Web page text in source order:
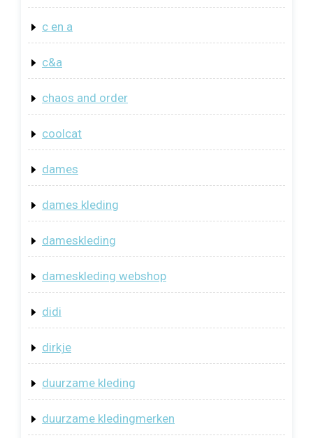
c en a
c&a
chaos and order
coolcat
dames
dames kleding
dameskleding
dameskleding webshop
didi
dirkje
duurzame kleding
duurzame kledingmerken